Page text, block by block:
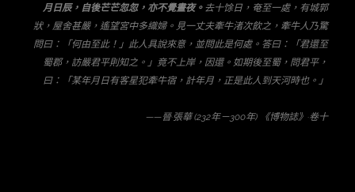
月日辰，自後芒芒忽忽，亦不覺晝夜。 去十馀日，奄至一處，有城郭
狀，屋舍甚嚴，遙望宮中多織婦。見一丈夫牽牛渚次飲之，牽牛人乃驚
問曰：「何由至此！」此人具說來意，並問此是何處。答曰：「君還至
蜀郡，訪嚴君平則知之。」竟不上岸，因還。如期後至蜀，問君平，
曰：「某年月日有客星犯牽牛宿，計​​年月，正是此人到天河時也。」
——晉·張華 (232年－300年) 《博物誌》·卷十